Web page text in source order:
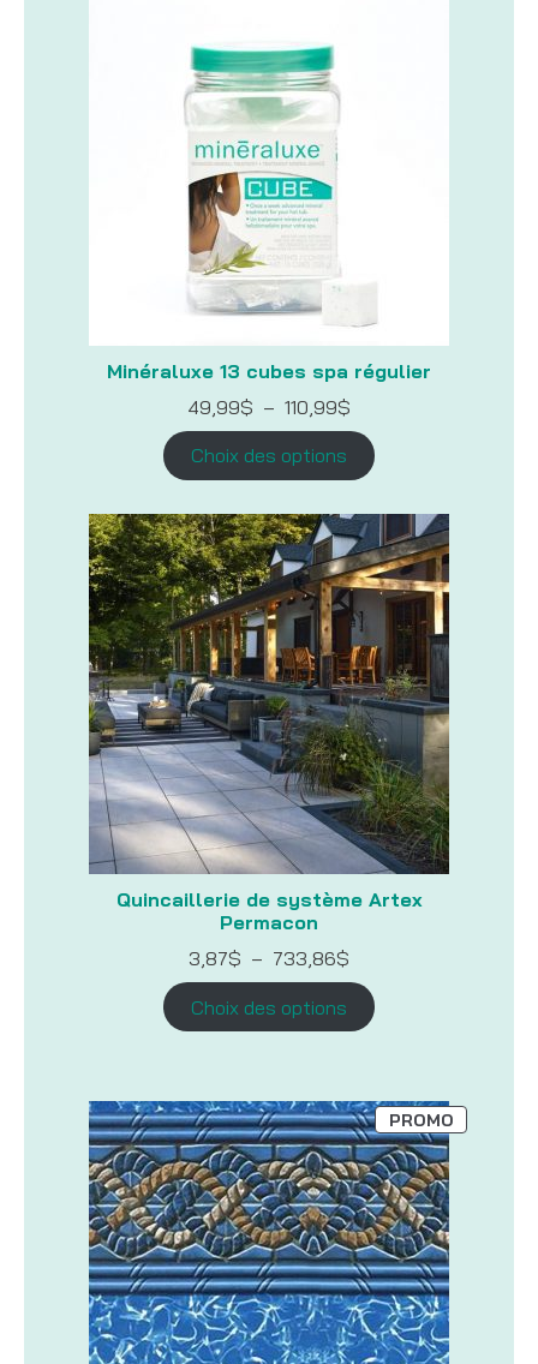
Minéraluxe 13 cubes spa régulier
49,99$ – 110,99$
prix :
49,99$
à
Choix des options
Quincaillerie de système Artex
Permacon
3,87$ – 733,86$
prix :
3,87$
à
Choix des options
PROMOPRODUIT
EN